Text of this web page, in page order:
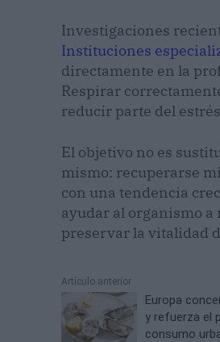
Investigaciones
Instituciones
directamente en la
Respirar
reducir parte del
El objetivo no es
mismo: recuperarse
con una tendencia
ayudar al organismo
preservar la vitalidad
Artículo anterior
Europa
y refuerza el
consumo